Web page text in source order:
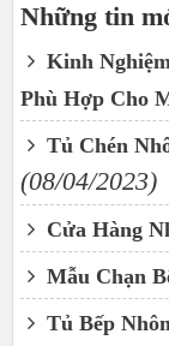
Những tin
Kinh
Phù Hợp Cho
Tủ Chén
(08/04/2023)
Cửa Hàng
Mẫu Chạn
Tủ Bếp